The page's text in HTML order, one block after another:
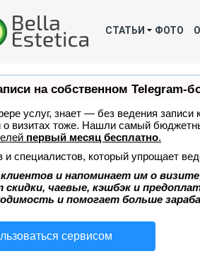
СТАТЬИ ФОТО
на собственном Telegram-
услуг, знает — без ведения
о визитах тоже. Нашли самый
первый месяц бесплатно.
и специалистов, который упрощает
и напоминает им о
скидки, чаевые, кэшбэк и
и помогает больше
сервисом